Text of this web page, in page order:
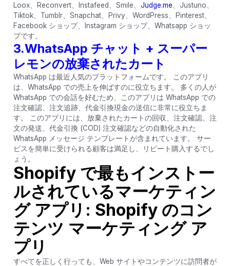
Loox、Reconvert、Instafeed、Smile、 Judge.me 、Justuno、
Tiktok、Tumblr、Snapchat、Privy、WordPress、Pinterest、
Facebook ショップ、Instagram ショップ、Whatsapp ショッ
プです。
3.WhatsApp チャット + スーパー
レモンの放棄されたカート
WhatsApp は最近人気のプラットフォームです。 このアプリ
は、WhatsApp での売上を伸ばすのに役立ちます。 多くの人が
WhatsApp での会話を好むため、このアプリは WhatsApp での
注文確認、注文追跡、代金引換現金の送信に非常に役立ちま
す。 このアプリには、放棄されたカートの回収、注文確認、注
文の発送、代金引換 (COD) 注文確認などの自動化された
WhatsApp メッセージ テンプレートが含まれています。 サー
ビスを簡単に受けられる顧客は満足し、リピート購入するでし
ょう。
Shopify で最もインストー
ルされているマーケティン
グ アプリ: Shopify のコン
テンツ マーケティング ア
プリ
すべてを正しく行っても、Web サイトやコンテンツに訪問者が